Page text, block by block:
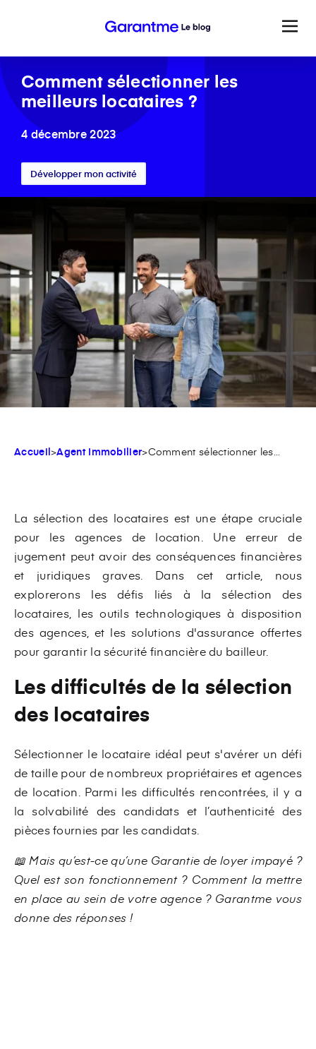
Comment sélectionner les
meilleurs locataires ?
4 décembre 2023
Développer mon activité
Accueil>Agent Immobilier>Comment sélectionner les...
La sélection des locataires est une étape cruciale
pour les agences de location. Une erreur de
jugement peut avoir des conséquences financières
et juridiques graves. Dans cet article, nous
explorerons les défis liés à la sélection des
locataires, les outils technologiques à disposition
des agences, et les solutions d'assurance offertes
pour garantir la sécurité financière du bailleur.
Les difficultés de la sélection
des locataires
Sélectionner le locataire idéal peut s'avérer un défi
de taille pour de nombreux propriétaires et agences
de location. Parmi les difficultés rencontrées, il y a
la solvabilité des candidats et l’authenticité des
pièces fournies par les candidats.
📖 Mais qu’est-ce qu’une Garantie de loyer impayé ?
Quel est son fonctionnement ? Comment la mettre
en place au sein de votre agence ? Garantme vous
donne des réponses !